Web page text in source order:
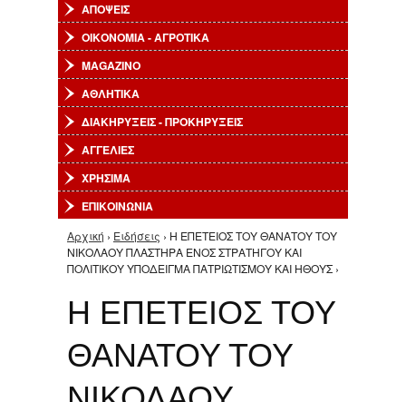
ΑΠΟΨΕΙΣ
ΟΙΚΟΝΟΜΙΑ - ΑΓΡΟΤΙΚΑ
MAGAZINO
ΑΘΛΗΤΙΚΑ
ΔΙΑΚΗΡΥΞΕΙΣ - ΠΡΟΚΗΡΥΞΕΙΣ
ΑΓΓΕΛΙΕΣ
ΧΡΗΣΙΜΑ
ΕΠΙΚΟΙΝΩΝΙΑ
Είστε εδώ
Αρχική › Ειδήσεις › Η ΕΠΕΤΕΙΟΣ ΤΟΥ ΘΑΝΑΤΟΥ ΤΟΥ
ΝΙΚΟΛΑΟΥ ΠΛΑΣΤΗΡΑ ΕΝΟΣ ΣΤΡΑΤΗΓΟΥ ΚΑΙ
ΠΟΛΙΤΙΚΟΥ ΥΠΟΔΕΙΓΜΑ ΠΑΤΡΙΩΤΙΣΜΟΥ ΚΑΙ ΗΘΟΥΣ ›
Η ΕΠΕΤΕΙΟΣ ΤΟΥ
ΘΑΝΑΤΟΥ ΤΟΥ